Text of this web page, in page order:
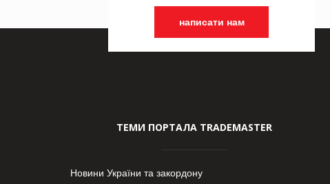
написати нам
ТЕМИ ПОРТАЛА TRADEMASTER
Новини України та закордону